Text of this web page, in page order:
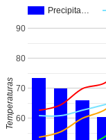
Precipita…
60
70
80
90
Temperaturas